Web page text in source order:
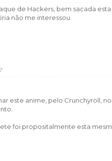
de Hackers, bem sacada
não me interessou.
este anime, pelo Crunchyroll,
foi propositalmente esta